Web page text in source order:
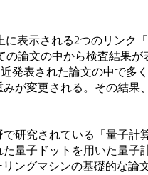
表示される2つのリンク「
論文の中から検査結果が
発表された論文の中で多
が変更される。その結果
研究されている「量子計
量子ドットを用いた量子
ングマシンの基礎的な論